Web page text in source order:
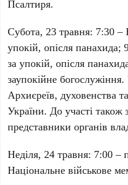
Псалтиря.
Субота, 23 травня: 7:30 –
упокій, опісля панахида;
за упокій, опісля
заупокійне
Архиєреїв, духовенства
України. До участі також
представники органів
Неділя, 24 травня: 7:00 –
Національне військове